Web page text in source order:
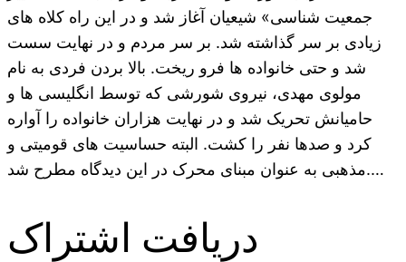
جمعیت شناسی» شیعیان آغاز شد و در این راه کلاه های
زیادی بر سر گذاشته شد. بر سر مردم و در نهایت سست
شد و حتی خانواده ها فرو ریخت. بالا بردن فردی به نام
مولوی مهدی، نیروی شورشی که توسط انگلیسی ها و
حامیانش تحریک شد و در نهایت هزاران خانواده را آواره
کرد و صدها نفر را کشت. البته حساسیت های قومیتی و
مذهبی به عنوان مبنای محرک در این دیدگاه مطرح شد.…
دریافت اشتراک